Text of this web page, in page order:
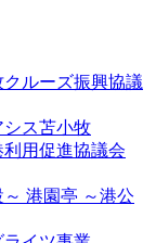
クルーズ振興協議
ス苫小牧
用促進協議会
港園亭 ～港公